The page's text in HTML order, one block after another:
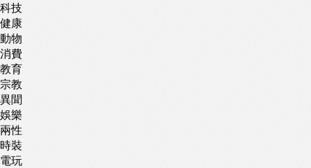
科技
健康
動物
消費
教育
宗教
異聞
娛樂
兩性
時裝
電玩